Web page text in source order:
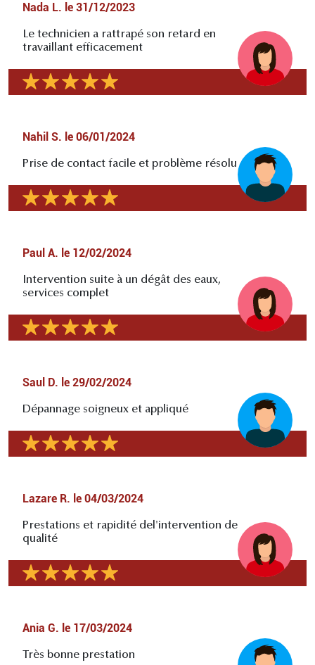
Nada L. le 31/12/2023
Le technicien a rattrapé son retard en
travaillant efficacement
Nahil S. le 06/01/2024
Prise de contact facile et problème résolu
Paul A. le 12/02/2024
Intervention suite à un dégât des eaux,
services complet
Saul D. le 29/02/2024
Dépannage soigneux et appliqué
Lazare R. le 04/03/2024
Prestations et rapidité del'intervention de
qualité
Ania G. le 17/03/2024
Très bonne prestation